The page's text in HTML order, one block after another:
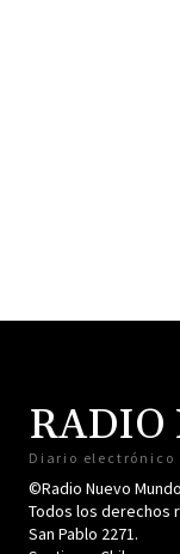
RADIO
Diario electrónico
©Radio Nuevo
Todos los derechos
San Pablo 2271.